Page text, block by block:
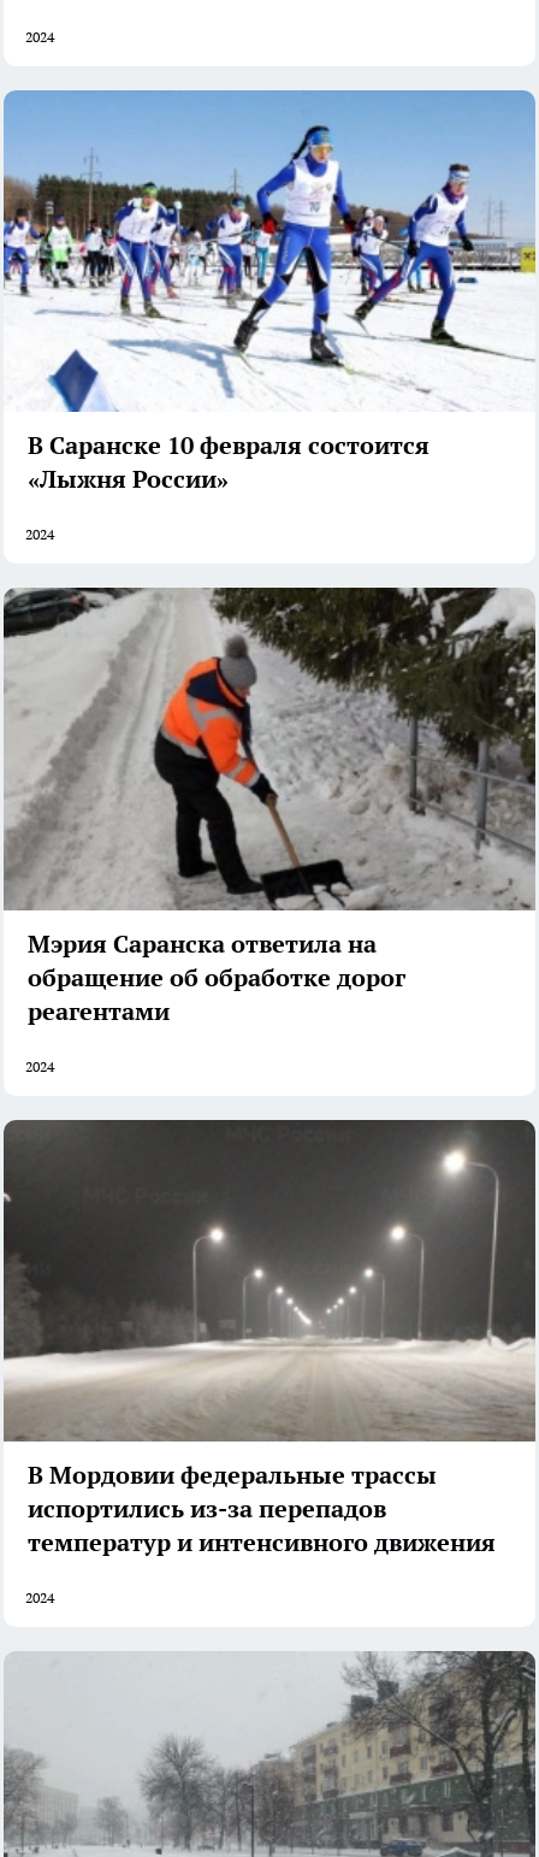
2024
В Саранске 10 февраля состоится
«Лыжня России»
2024
Мэрия Саранска ответила на
обращение об обработке дорог
реагентами
2024
В Мордовии федеральные трассы
испортились из-за перепадов
температур и интенсивного движения
2024